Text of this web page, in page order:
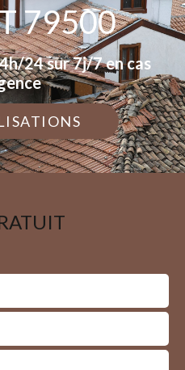
79500
24 sur 7j/7 en cas